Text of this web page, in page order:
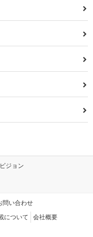
ジョン
問い合わせ
について 会社概要